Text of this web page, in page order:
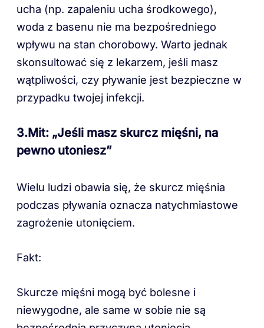
ucha (np. zapaleniu ucha środkowego),
woda z basenu nie ma bezpośredniego
wpływu na stan chorobowy. Warto jednak
skonsultować się z lekarzem, jeśli masz
wątpliwości, czy pływanie jest bezpieczne w
przypadku twojej infekcji.
3.Mit: „Jeśli masz skurcz mięśni, na
pewno utoniesz”
Wielu ludzi obawia się, że skurcz mięśnia
podczas pływania oznacza natychmiastowe
zagrożenie utonięciem.
Fakt:
Skurcze mięśni mogą być bolesne i
niewygodne, ale same w sobie nie są